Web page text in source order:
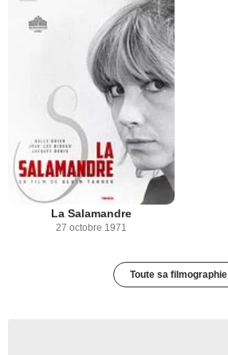
La Salamandre
27 octobre 1971
Toute sa filmographie